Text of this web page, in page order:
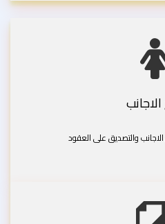
والتصديق على العقود